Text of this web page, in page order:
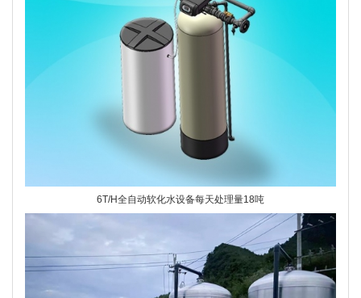
6T/H全自动软化水设备每天处理量18吨